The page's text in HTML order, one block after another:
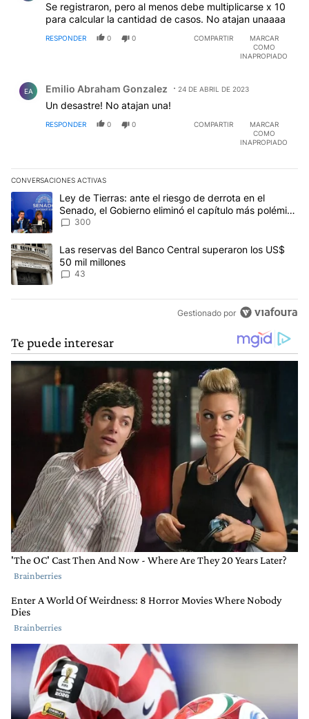
Se registraron, pero al menos debe multiplicarse x 10
para calcular la cantidad de casos. No atajan unaaaa
RESPONDER 0 0 COMPARTIR
MARCAR
COMO
INAPROPIADO
EA Emilio Abraham Gonzalez 24 DE ABRIL DE 2023
Un desastre! No atajan una!
RESPONDER 0 0 COMPARTIR
MARCAR
COMO
INAPROPIADO
CONVERSACIONES ACTIVAS
Este listado muestra los artículos con más comentarios en los
Un artículo de tendencia con el título "Ley de Tierras: ante el
Ley de Tierras: ante el riesgo de derrota en el
Senado, el Gobierno eliminó el capítulo más polémico
del proyecto
300
Un artículo de tendencia con el título "Las reservas del Banco
Las reservas del Banco Central superaron los US$
50 mil millones
43
Gestionado por